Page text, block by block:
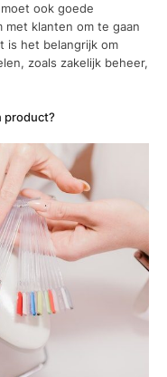
ook goede
met klanten om te gaan
is het belangrijk om
zoals zakelijk beheer,
product?